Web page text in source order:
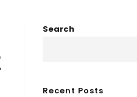
Search
Recent Posts